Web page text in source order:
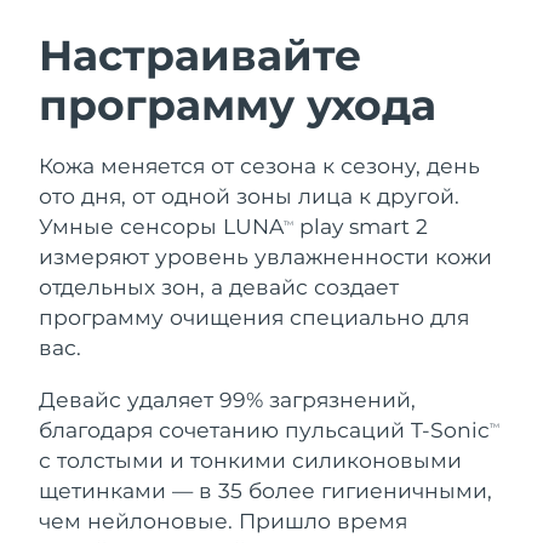
Настраивайте
программу ухода
Кожа меняется от сезона к сезону, день
ото дня, от одной зоны лица к другой.
Умные сенсоры LUNATM
play smart 2
измеряют уровень увлажненности кожи
отдельных зон, а девайс создает
программу очищения специально для
вас.
Девайс удаляет 99% загрязнений,
благодаря сочетанию пульсаций T-SonicTM
с толстыми и тонкими силиконовыми
щетинками — в 35 более гигиеничными,
чем нейлоновые. Пришло время
LUNA™ 4 набор
Anti-aging massage
LUNA™ 4 Plus
LUNA™ 4 Men
For men, anti-aging massage
BEAR™ 2 набор
Microcurrent toning
BEAR™ 2 go
BEAR™ 2 eyes & lips
Microcurrent line smoothing device
Увлажнение
UFO™ 3 набор
UFO™ 3 LED
Near-infrared and red light therapy
device
Забота о полости рта
issa™ 4
issa™ 4 plus
Smart hybrid silicone sonic toothbrush
Омоложение LED-процедуры
NEW
Австралия
Ожидаемая дата доставки
Ожидаемая дата доставки
8/9/26
Бахрейн
Ожидаемая дата доставки
8/10/26
Бельгия
Ожидаемая дата доставки
Бермудские о-ва
Ожидаемая дата доставки
Босния и
Герцеговина
Ожидаемая дата доставки
8/12/26